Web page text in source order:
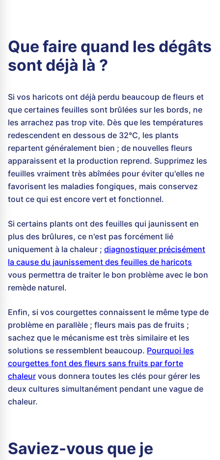
Que faire quand les dégâts
sont déjà là ?
Si vos haricots ont déjà perdu beaucoup de fleurs et
que certaines feuilles sont brûlées sur les bords, ne
les arrachez pas trop vite. Dès que les températures
redescendent en dessous de 32°C, les plants
repartent généralement bien ; de nouvelles fleurs
apparaissent et la production reprend. Supprimez les
feuilles vraiment très abîmées pour éviter qu'elles ne
favorisent les maladies fongiques, mais conservez
tout ce qui est encore vert et fonctionnel.
Si certains plants ont des feuilles qui jaunissent en
plus des brûlures, ce n'est pas forcément lié
uniquement à la chaleur ; diagnostiquer précisément
la cause du jaunissement des feuilles de haricots
vous permettra de traiter le bon problème avec le bon
remède naturel.
Enfin, si vos courgettes connaissent le même type de
problème en parallèle ; fleurs mais pas de fruits ;
sachez que le mécanisme est très similaire et les
solutions se ressemblent beaucoup. Pourquoi les
courgettes font des fleurs sans fruits par forte
chaleur vous donnera toutes les clés pour gérer les
deux cultures simultanément pendant une vague de
chaleur.
Saviez-vous que je